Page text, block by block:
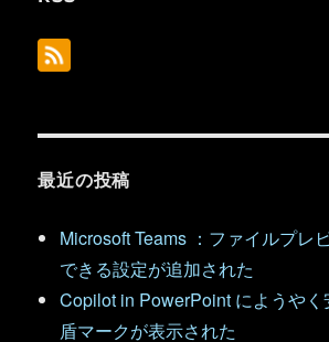
最近の投稿
Microsoft Teams ：ファイルプレ
できる設定が追加された
Copilot in PowerPoint にようや
盾マークが表示された